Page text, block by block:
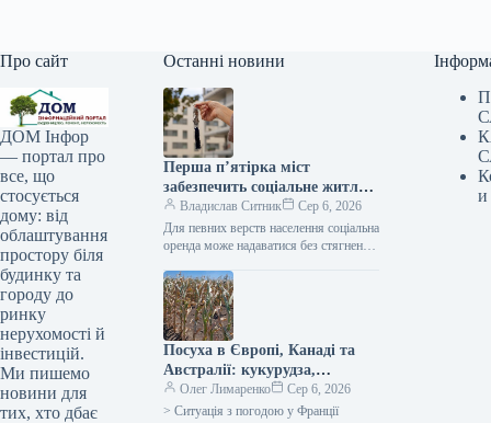
Про сайт
ДОМ Інфор
— портал про
все, що
стосується
дому: від
облаштування
простору біля
будинку та
городу до
ринку
нерухомості й
інвестицій.
Ми пишемо
новини для
тих, хто дбає
Останні новини
Перша п’ятірка міст
забезпечить соціальне житло
завдяки коштам ЄІБ в
Україні
Владислав Ситник
Сер 6, 2026
Для певних верств населення соціальна
оренда може надаватися без стягнення
Кременчук, Львів, Миколаїв та
Житомир будуть…
Посуха в Європі, Канаді та
Австралії: кукурудза,
соняшник та пшениця під
загрозою —
Олег Лимаренко
Сер 6, 2026
> Ситуація з погодою у Франції
и